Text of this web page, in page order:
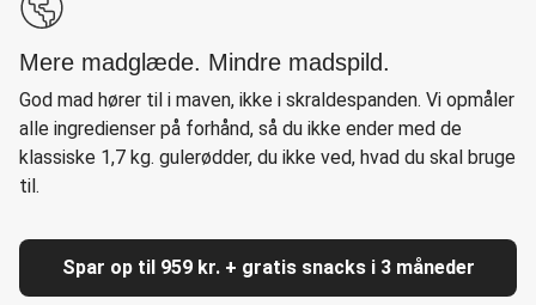
Mere madglæde. Mindre madspild.
God mad hører til i maven, ikke i skraldespanden. Vi opmåler
alle ingredienser på forhånd, så du ikke ender med de
klassiske 1,7 kg. gulerødder, du ikke ved, hvad du skal bruge
til.
Spar op til 959 kr. + gratis snacks i 3 måneder